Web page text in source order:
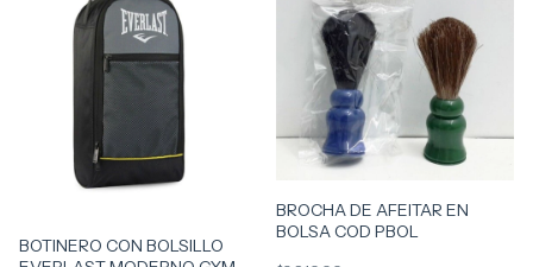
BOTINERO CON BOLSILLO
BROCHA DE AFEITAR EN
BOLSA COD PBOL